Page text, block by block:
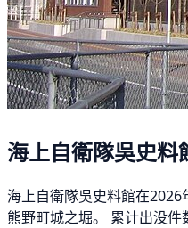
海上自衛隊吳史料
海上自衛隊吳史料館在
熊野町城之堀。 累计出没件